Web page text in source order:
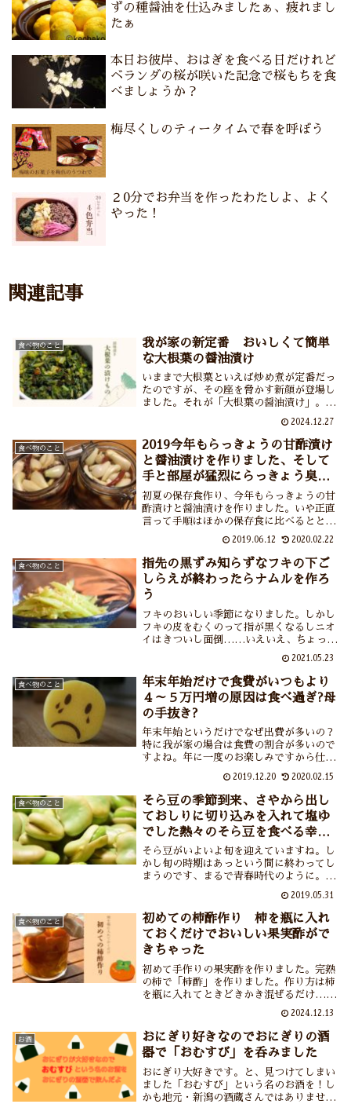
ずの種醤油を仕込みましたぁ、疲れまし
たぁ
本日お彼岸、おはぎを食べる日だけれど
ベランダの桜が咲いた記念で桜もちを食
べましょうか？
梅尽くしのティータイムで春を呼ぼう
２0分でお弁当を作ったわたしよ、よく
やった！
関連記事
食べ物のこと
我が家の新定番 おいしくて簡単
な大根葉の醤油漬け
いままで大根葉といえば炒め煮が定番だっ
たのですが、その座を脅かす新顔が登場し
ました。それが「大根葉の醤油漬け」。い
ちゃって。それぐらい簡単でおいしくて大
根葉の栄養をまるっといただける漬けもの
です。
2024.12.27
食べ物のこと
2019今年もらっきょうの甘酢漬け
と醤油漬けを作りました、そして
手と部屋が猛烈にらっきょう臭
い・・・。
初夏の保存食作り、今年もらっきょうの甘
酢漬けと醤油漬けを作りました。いや正直
言って手順はほかの保存食に比べるととて
もシンプルで簡単であります。洗ってむい
て漬けるだけ、それだけなんです。ただね
臭いが・・・らっきょう臭が両手と部屋に
ついちゃってなかなか取れませんよ。
2019.06.12 2020.02.22
食べ物のこと
指先の黒ずみ知らずなフキの下ご
しらえが終わったらナムルを作ろ
う
フキのおいしい季節になりました。しかし
フキの皮をむくのって指が黒くなるしニオ
イはきついし面倒……いえいえ、ちょっと
がスル～ンとむけるようになりますよ。そ
うして下ごしらえが済んだフキ、おすすめ
の食べ方は「ナムル」です。
2021.05.23
食べ物のこと
年末年始だけで食費がいつもより
４～５万円増の原因は食べ過ぎ?母
の手抜き?
年末年始というだけでなぜ出費が多いの？
特に我が家の場合は食費の割合が多いので
すよね。年に一度のお楽しみですから仕方
食費+4～5万円というのはもしかして母
(私)の手抜きなのかしら・・・。
2019.12.20 2020.02.15
食べ物のこと
そら豆の季節到来、さやから出し
ておしりに切り込みを入れて塩ゆ
でした熱々のそら豆を食べる幸せ
よ
そら豆がいよいよ旬を迎えていますね。し
かし旬の時期はあっという間に終わってし
まうのです、まるで青春時代のように。な
ん。食べるまでのさやから出したりおしり
に切り込みを入れたりするのもこの時期な
らではの作業。今日も美味しいそら豆をい
ただきます。
2019.05.31
食べ物のこと
初めての柿酢作り 柿を瓶に入れ
ておくだけでおいしい果実酢がで
きちゃった
初めて手作りの果実酢を作りました。完熟
の柿で「柿酢」を作りました。作り方は柿
を瓶に入れてときどきかき混ぜるだけ……
およそ1カ月で完成。ほんのりと甘くてや
さしい酸味の柿酢ができてしまいました。
「いいのだろうか？こんなに簡単にできて
しまって」と思うほど。でも柿の種類を変
えたり熟成期間を変えたり柿酢沼は深そう
です。
2024.12.13
お酒
おにぎり好きなのでおにぎりの酒
器で「おむすび」を呑みました
おにぎり大好きです。と、見つけてしまい
ました「おむすび」という名のお酒を！し
かも地元・新潟の酒蔵さんではありません